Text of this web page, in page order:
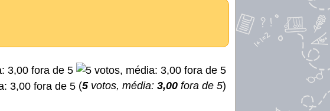
(5votos, média: 3,00 fora de 5)